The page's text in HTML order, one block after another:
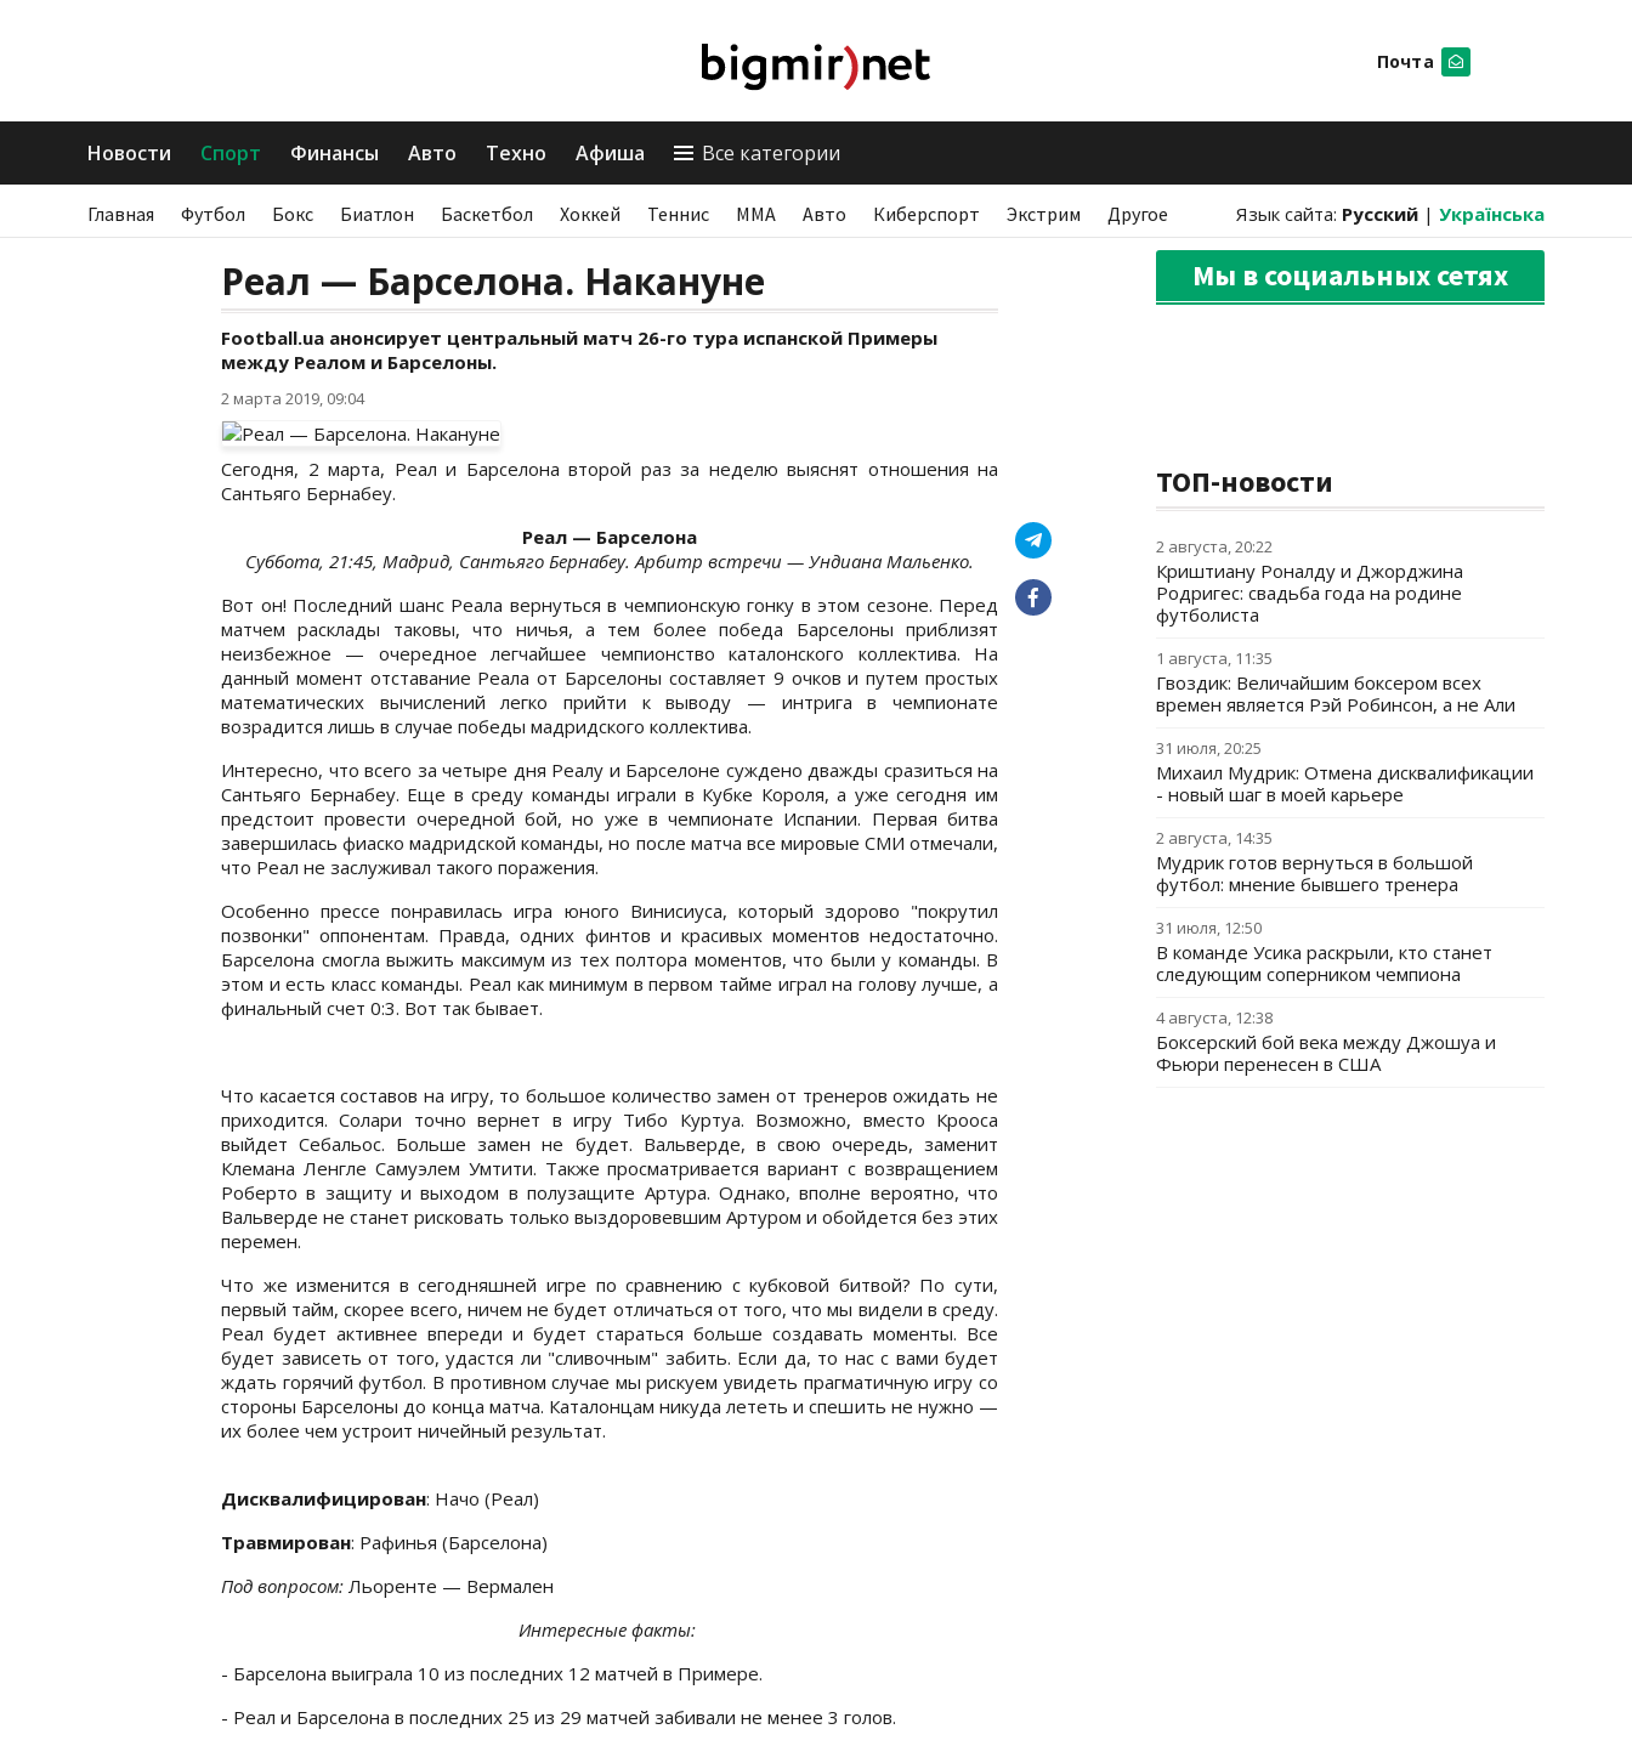
Почта
Новости Спорт Финансы Авто Техно Афиша Все категории
Главная Футбол Бокс Биатлон Баскетбол Хоккей Теннис ММА Авто Киберспорт Экстрим Другое Язык сайта: Русский | Українська
Реал — Барселона. Накануне
Football.ua анонсирует центральный матч 26-го тура испанской Примеры
между Реалом и Барселоны.
2 марта 2019, 09:04
Сегодня, 2 марта, Реал и Барселона второй раз за неделю выяснят отношения на
Сантьяго Бернабеу.
Реал — Барселона
Суббота, 21:45, Мадрид, Сантьяго Бернабеу. Арбитр встречи — Ундиана Мальенко.
Вот он! Последний шанс Реала вернуться в чемпионскую гонку в этом сезоне. Перед
матчем расклады таковы, что ничья, а тем более победа Барселоны приблизят
неизбежное — очередное легчайшее чемпионство каталонского коллектива. На
данный момент отставание Реала от Барселоны составляет 9 очков и путем простых
математических вычислений легко прийти к выводу — интрига в чемпионате
возрадится лишь в случае победы мадридского коллектива.
Интересно, что всего за четыре дня Реалу и Барселоне суждено дважды сразиться на
Сантьяго Бернабеу. Еще в среду команды играли в Кубке Короля, а уже сегодня им
предстоит провести очередной бой, но уже в чемпионате Испании. Первая битва
завершилась фиаско мадридской команды, но после матча все мировые СМИ отмечали,
что Реал не заслуживал такого поражения.
Особенно прессе понравилась игра юного Винисиуса, который здорово "покрутил
позвонки" оппонентам. Правда, одних финтов и красивых моментов недостаточно.
Барселона смогла выжить максимум из тех полтора моментов, что были у команды. В
этом и есть класс команды. Реал как минимум в первом тайме играл на голову лучше, а
финальный счет 0:3. Вот так бывает.
Что касается составов на игру, то большое количество замен от тренеров ожидать не
приходится. Солари точно вернет в игру Тибо Куртуа. Возможно, вместо Крооса
выйдет Себальос. Больше замен не будет. Вальверде, в свою очередь, заменит
Клемана Ленгле Самуэлем Умтити. Также просматривается вариант с возвращением
Роберто в защиту и выходом в полузащите Артура. Однако, вполне вероятно, что
Вальверде не станет рисковать только выздоровевшим Артуром и обойдется без этих
перемен.
Что же изменится в сегодняшней игре по сравнению с кубковой битвой? По сути,
первый тайм, скорее всего, ничем не будет отличаться от того, что мы видели в среду.
Реал будет активнее впереди и будет стараться больше создавать моменты. Все
будет зависеть от того, удастся ли "сливочным" забить. Если да, то нас с вами будет
ждать горячий футбол. В противном случае мы рискуем увидеть прагматичную игру со
стороны Барселоны до конца матча. Каталонцам никуда лететь и спешить не нужно —
их более чем устроит ничейный результат.
Дисквалифицирован: Начо (Реал)
Травмирован: Рафинья (Барселона)
Под вопросом: Льоренте — Вермален
Интересные факты:
- Барселона выиграла 10 из последних 12 матчей в Примере.
- Реал и Барселона в последних 25 из 29 матчей забивали не менее 3 голов.
Мы в социальных сетях
ТОП-новости
2 августа, 20:22
Криштиану Роналду и Джорджина
Родригес: свадьба года на родине
футболиста
1 августа, 11:35
Гвоздик: Величайшим боксером всех
времен является Рэй Робинсон, а не Али
31 июля, 20:25
Михаил Мудрик: Отмена дисквалификации
- новый шаг в моей карьере
2 августа, 14:35
Мудрик готов вернуться в большой
футбол: мнение бывшего тренера
31 июля, 12:50
В команде Усика раскрыли, кто станет
следующим соперником чемпиона
4 августа, 12:38
Боксерский бой века между Джошуа и
Фьюри перенесен в США